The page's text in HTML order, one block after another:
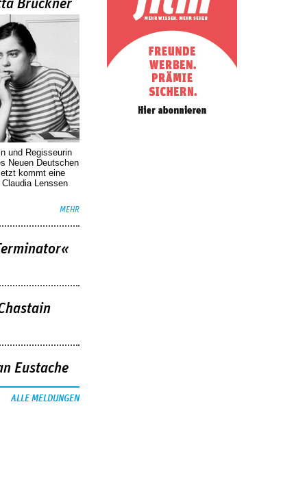
›
e
Brückner
und Regisseurin
Neuen Deutschen
kommt eine
Lenssen
MEHR
Eustache
ALLE MELDUNGEN